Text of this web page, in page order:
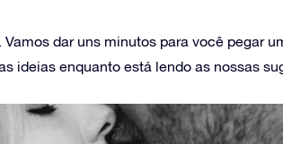
dar uns minutos para você pegar
ideias enquanto está lendo as nossas